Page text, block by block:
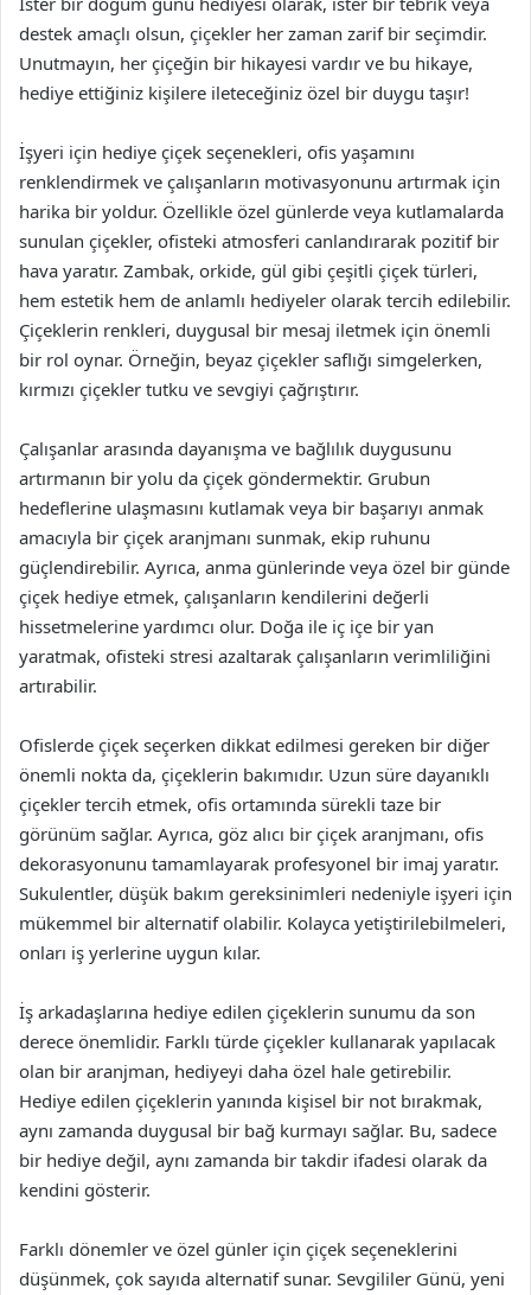
destek amaçlı olsun, çiçekler her zaman zarif bir seçimdir.
Unutmayın, her çiçeğin bir hikayesi vardır ve bu hikaye,
hediye ettiğiniz kişilere ileteceğiniz özel bir duygu taşır!
İşyeri için hediye çiçek seçenekleri, ofis yaşamını
renklendirmek ve çalışanların motivasyonunu artırmak için
harika bir yoldur. Özellikle özel günlerde veya kutlamalarda
sunulan çiçekler, ofisteki atmosferi canlandırarak pozitif bir
hava yaratır. Zambak, orkide, gül gibi çeşitli çiçek türleri,
hem estetik hem de anlamlı hediyeler olarak tercih edilebilir.
Çiçeklerin renkleri, duygusal bir mesaj iletmek için önemli
bir rol oynar. Örneğin, beyaz çiçekler saflığı simgelerken,
kırmızı çiçekler tutku ve sevgiyi çağrıştırır.
Çalışanlar arasında dayanışma ve bağlılık duygusunu
artırmanın bir yolu da çiçek göndermektir. Grubun
hedeflerine ulaşmasını kutlamak veya bir başarıyı anmak
amacıyla bir çiçek aranjmanı sunmak, ekip ruhunu
güçlendirebilir. Ayrıca, anma günlerinde veya özel bir günde
çiçek hediye etmek, çalışanların kendilerini değerli
hissetmelerine yardımcı olur. Doğa ile iç içe bir yan
yaratmak, ofisteki stresi azaltarak çalışanların verimliliğini
artırabilir.
Ofislerde çiçek seçerken dikkat edilmesi gereken bir diğer
önemli nokta da, çiçeklerin bakımıdır. Uzun süre dayanıklı
çiçekler tercih etmek, ofis ortamında sürekli taze bir
görünüm sağlar. Ayrıca, göz alıcı bir çiçek aranjmanı, ofis
dekorasyonunu tamamlayarak profesyonel bir imaj yaratır.
Sukulentler, düşük bakım gereksinimleri nedeniyle işyeri için
mükemmel bir alternatif olabilir. Kolayca yetiştirilebilmeleri,
onları iş yerlerine uygun kılar.
İş arkadaşlarına hediye edilen çiçeklerin sunumu da son
derece önemlidir. Farklı türde çiçekler kullanarak yapılacak
olan bir aranjman, hediyeyi daha özel hale getirebilir.
Hediye edilen çiçeklerin yanında kişisel bir not bırakmak,
aynı zamanda duygusal bir bağ kurmayı sağlar. Bu, sadece
bir hediye değil, aynı zamanda bir takdir ifadesi olarak da
kendini gösterir.
Farklı dönemler ve özel günler için çiçek seçeneklerini
düşünmek, çok sayıda alternatif sunar. Sevgililer Günü, yeni